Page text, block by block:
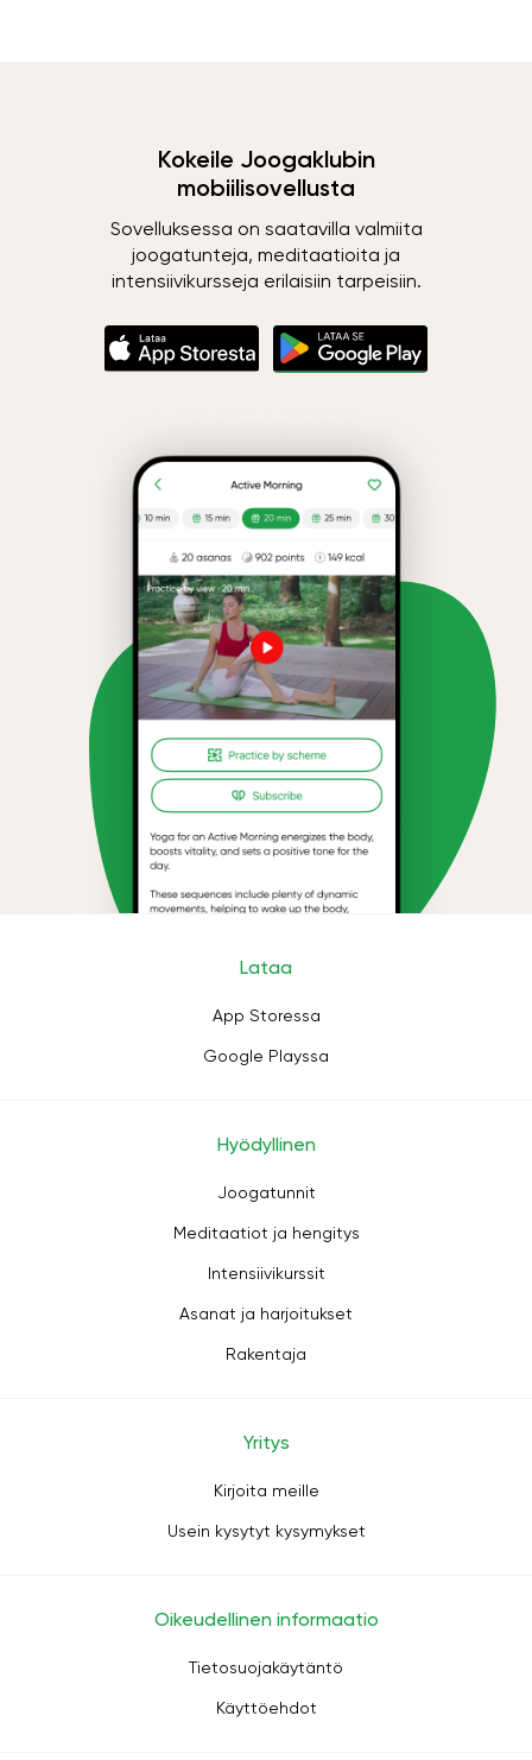
Kokeile Joogaklubin
mobiilisovellusta
Sovelluksessa on saatavilla valmiita
joogatunteja, meditaatioita ja
intensiivikursseja erilaisiin tarpeisiin.
Lataa
App Storessa
Google Playssa
Hyödyllinen
Joogatunnit
Meditaatiot ja hengitys
Intensiivikurssit
Asanat ja harjoitukset
Rakentaja
Yritys
Kirjoita meille
Usein kysytyt kysymykset
Oikeudellinen informaatio
Tietosuojakäytäntö
Käyttöehdot